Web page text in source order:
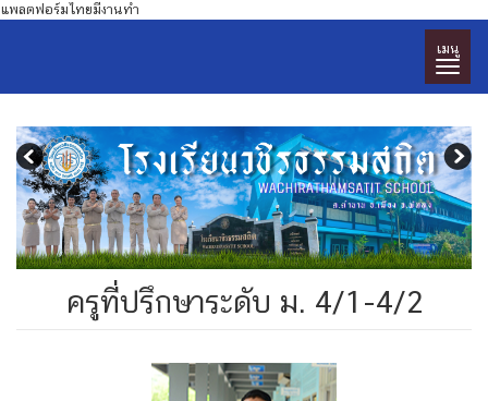
แพลตฟอร์มไทยมีงานทำ
เมนู
ครูที่ปรึกษาระดับ ม. 4/1-4/2